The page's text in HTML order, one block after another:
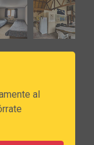
al